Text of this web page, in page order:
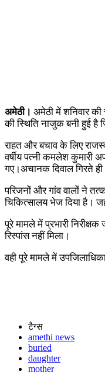
अमेठी। अमेठी में शनिवार
की स्थिति नाजुक बनी हुई है
राहत और बचाव के लिए
वर्षीय पत्नी कमलेश कुमारी
गए।अचानक दिवाल गिरते
परिजनों और गांव वालों ने
चिकित्सालय भेज दिया है।
पूरे मामले में प्रभारी
रिस्पांस नहीं मिला।
वही पूरे मामले में
टैग्स
amethi news
buried
daughter
mother